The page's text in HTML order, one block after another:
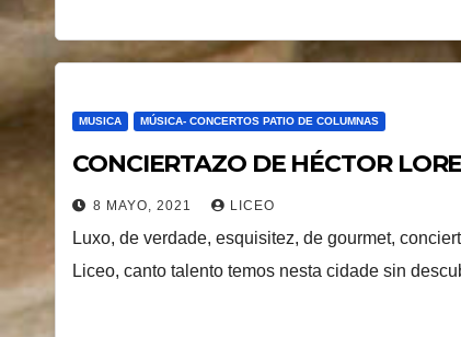
MUSICA MÚSICA- CONCERTOS PATIO DE COLUMNAS
CONCIERTAZO DE HÉCTOR
8 MAYO, 2021 LICEO
Luxo, de verdade, esquisitez, de gourmet,
Liceo, canto talento temos nesta cidade sin